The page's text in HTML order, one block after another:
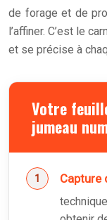
de forage et de
l’affiner. C’est le
et se précise à
Votre
jumeau
Capture